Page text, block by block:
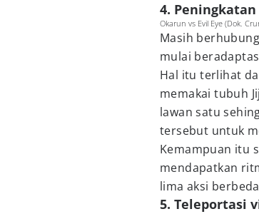
4.
Okarun vs Evil Eye (Dok.
Masih
mulai
Hal itu terlihat
memakai tubuh
lawan satu
tersebut untuk
Kemampuan itu
mendapatkan
lima aksi
5. Teleportasi